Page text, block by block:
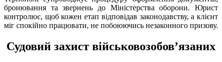
бронювання та звернень до Міністерства оборони. Юрист
контролює, щоб кожен етап відповідав законодавству, а клієнт
міг спокійно працювати, не побоюючись незаконного призову.
Судовий захист військовозобов’язаних